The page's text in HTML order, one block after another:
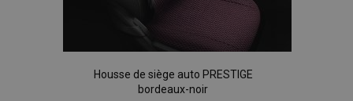
Housse de siège auto PRESTIGE
bordeaux-noir